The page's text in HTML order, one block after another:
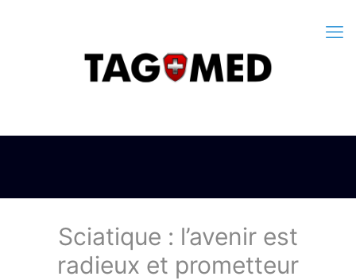
Sciatique : l’avenir est
radieux et prometteur